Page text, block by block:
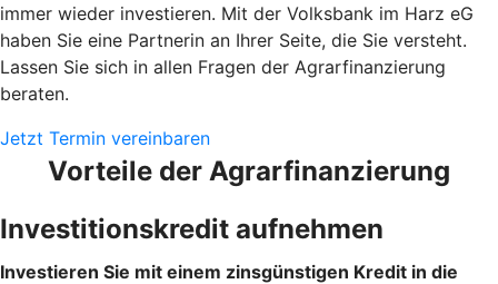
immer wieder investieren. Mit der Volksbank im Harz eG
haben Sie eine Partnerin an Ihrer Seite, die Sie versteht.
Lassen Sie sich in allen Fragen der Agrarfinanzierung
beraten.
Jetzt Termin vereinbaren
Vorteile der Agrarfinanzierung
Investitionskredit aufnehmen
Investieren Sie mit einem zinsgünstigen Kredit in die